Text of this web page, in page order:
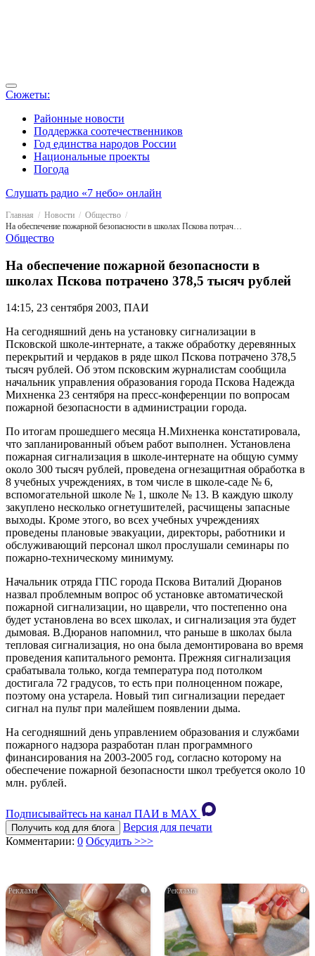
Сюжеты:
Районные новости
Поддержка соотечественников
Год единства народов России
Национальные проекты
Погода
Слушать радио «7 небо» онлайн
Главная Новости
Общество
На обеспечение пожарной безопасности в школах Пскова потрачено 378,5 тысяч рублей
Общество
На обеспечение пожарной безопасности в
школах Пскова потрачено 378,5 тысяч рублей
14:15, 23 сентября 2003, ПАИ
На сегодняшний день на установку сигнализации в
Псковской школе-интернате, а также обработку деревянных
перекрытий и чердаков в ряде школ Пскова потрачено 378,5
тысяч рублей. Об этом псковским журналистам сообщила
начальник управления образования города Пскова Надежда
Михненка 23 сентября на пресс-конференции по вопросам
пожарной безопасности в администрации города.
По итогам прошедшего месяца Н.Михненка констатировала,
что запланированный объем работ выполнен. Установлена
пожарная сигнализация в школе-интернате на общую сумму
около 300 тысяч рублей, проведена огнезащитная обработка в
8 учебных учреждениях, в том числе в школе-саде № 6,
вспомогательной школе № 1, школе № 13. В каждую школу
закуплено несколько огнетушителей, расчищены запасные
выходы. Кроме этого, во всех учебных учреждениях
проведены плановые эвакуации, директоры, работники и
обслуживающий персонал школ прослушали семинары по
пожарно-техническому минимуму.
Начальник отряда ГПС города Пскова Виталий Дюранов
назвал проблемным вопрос об установке автоматической
пожарной сигнализации, но щаврели, что постепенно она
будет установлена во всех школах, и сигнализация эта будет
дымовая. В.Дюранов напомнил, что раньше в школах была
тепловая сигнализация, но она была демонтирована во время
проведения капитального ремонта. Прежняя сигнализация
срабатывала только, когда температура под потолком
достигала 72 градусов, то есть при полноценном пожаре,
поэтому она устарела. Новый тип сигнализации передает
сигнал на пульт при малейшем появлении дыма.
На сегодняшний день управлением образования и службами
пожарного надзора разработан план программного
финансирования на 2003-2005 год, согласно которому на
обеспечение пожарной безопасности школ требуется около 10
млн. рублей.
Подписывайтесь на канал ПАИ в MAХ
Получить код для блога
Версия для печати
Комментарии: 0 Обсудить >>>
i i